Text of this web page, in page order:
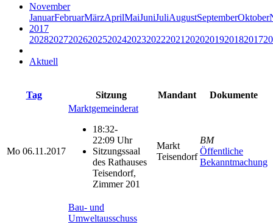
November
JanuarFebruarMärzAprilMaiJuniJuliAugustSeptemberOktober
2017
20282027202620252024202320222021 2020201920182017
Aktuell
Tag Sitzung Mandant Dokumente
Mo 06.11.2017
Marktgemeinderat
18:32-
22:09 Uhr
Sitzungssaal
des Rathauses
Teisendorf,
Zimmer 201
Markt
Teisendorf
BM
Öffentliche
Bekanntmachung
Bau- und
Umweltausschuss